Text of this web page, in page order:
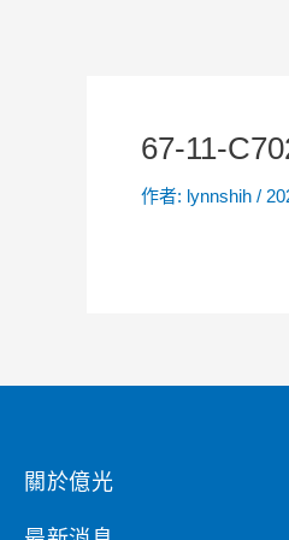
67-11-
作者: lynnshih /
關於億光